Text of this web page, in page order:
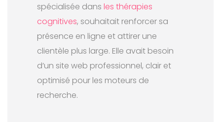
spécialisée dans les thérapies
cognitives, souhaitait renforcer sa
présence en ligne et attirer une
clientèle plus large. Elle avait besoin
d’un site web professionnel, clair et
optimisé pour les moteurs de
recherche.